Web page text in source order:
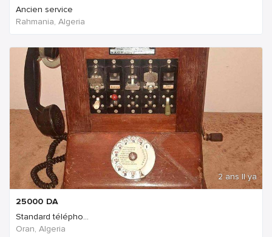
Ancien service
Rahmania, Algeria
2 ans Il ya
25000 DA
Standard télépho...
Oran, Algeria